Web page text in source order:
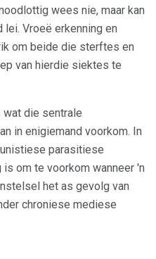
wees nie, maar kan
Vroeë erkenning en
om beide die sterftes en
van hierdie siektes te
die sentrale
in enigiemand voorkom. In
parasitiese
om te voorkom wanneer 'n
het as gevolg van
chroniese mediese